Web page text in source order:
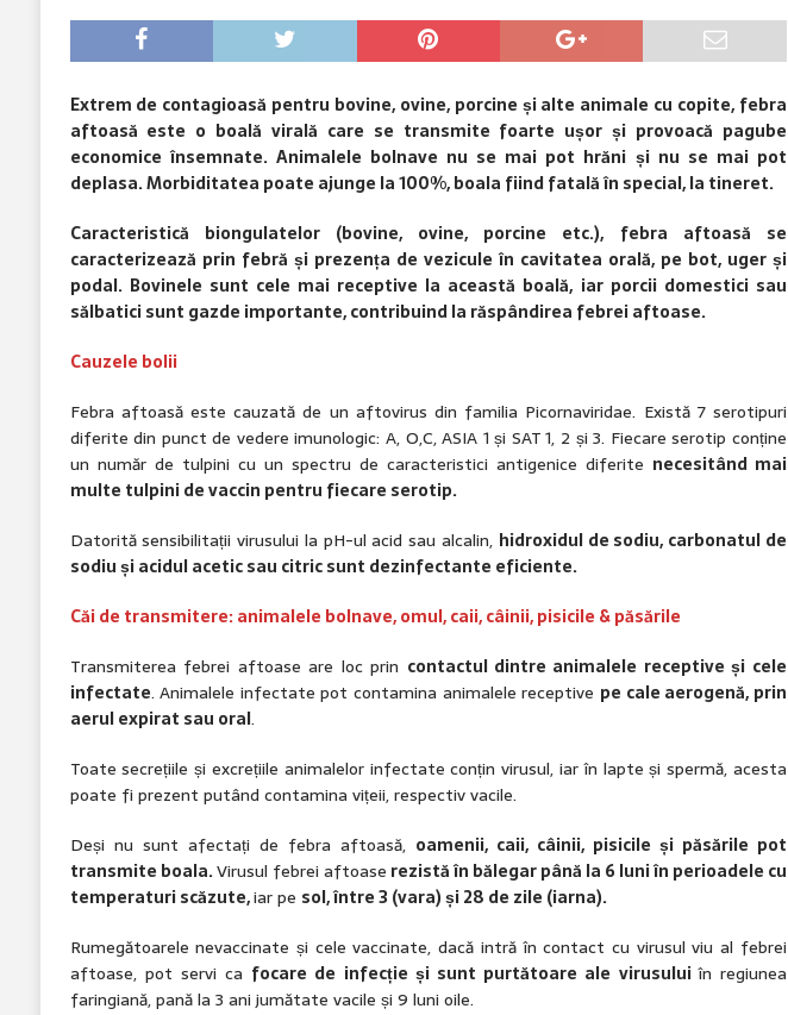
Extrem de contagioasă pentru bovine, ovine, porcine și alte animale cu copite, febra
aftoasă este o boală virală care se transmite foarte ușor și provoacă pagube
economice însemnate. Animalele bolnave nu se mai pot hrăni și nu se mai pot
deplasa. Morbiditatea poate ajunge la 100%, boala fiind fatală în special, la tineret.
Caracteristică biongulatelor (bovine, ovine, porcine etc.), febra aftoasă se
caracterizează prin febră și prezența de vezicule în cavitatea orală, pe bot, uger și
podal. Bovinele sunt cele mai receptive la această boală, iar porcii domestici sau
sălbatici sunt gazde importante, contribuind la răspândirea febrei aftoase.
Cauzele bolii
Febra aftoasă este cauzată de un aftovirus din familia Picornaviridae. Există 7 serotipuri
diferite din punct de vedere imunologic: A, O,C, ASIA 1 și SAT 1, 2 și 3. Fiecare serotip conține
un număr de tulpini cu un spectru de caracteristici antigenice diferite necesitând mai
multe tulpini de vaccin pentru fiecare serotip.
Datorită sensibilitații virusului la pH-ul acid sau alcalin, hidroxidul de sodiu, carbonatul de
sodiu și acidul acetic sau citric sunt dezinfectante eficiente.
Căi de transmitere: animalele bolnave, omul, caii, câinii, pisicile & păsările
Transmiterea febrei aftoase are loc prin contactul dintre animalele receptive și cele
infectate. Animalele infectate pot contamina animalele receptive pe cale aerogenă, prin
aerul expirat sau oral.
Toate secrețiile și excrețiile animalelor infectate conțin virusul, iar în lapte și spermă, acesta
poate fi prezent putând contamina vițeii, respectiv vacile.
Deși nu sunt afectați de febra aftoasă, oamenii, caii, câinii, pisicile și păsările pot
transmite boala.Virusul febrei aftoase rezistă în bălegar până la 6 luni în perioadele cu
temperaturi scăzute,iar pe sol, între 3 (vara) și 28 de zile (iarna).
Rumegătoarele nevaccinate și cele vaccinate, dacă intră în contact cu virusul viu al febrei
aftoase, pot servi ca focare de infecție și sunt purtătoare ale virusuluiîn regiunea
faringiană, pană la 3 ani jumătate vacile și 9 luni oile.